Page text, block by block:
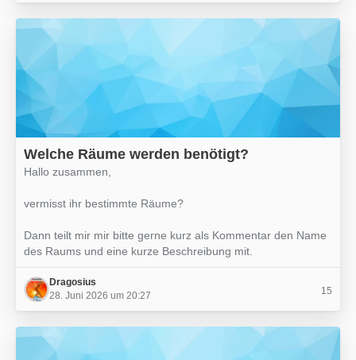
Welche Räume werden benötigt?
Hallo zusammen,
vermisst ihr bestimmte Räume?
Dann teilt mir mir bitte gerne kurz als Kommentar den Name
des Raums und eine kurze Beschreibung mit.
Dragosius
28. Juni 2026 um 20:27
15